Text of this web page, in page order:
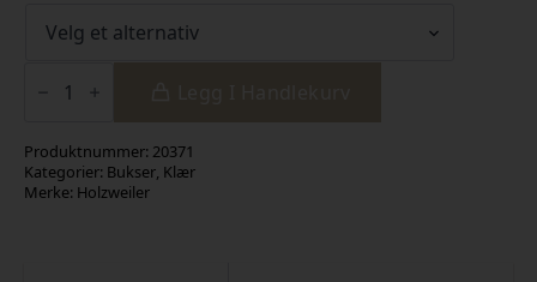
Pleat
antall
Produktnummer: 20371
Kategorier: Bukser, Klær
Merke: Holzweiler